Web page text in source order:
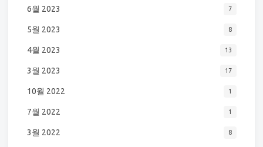
6월 2023 7
5월 2023 8
4월 2023 13
3월 2023 17
10월 2022 1
7월 2022 1
3월 2022 8